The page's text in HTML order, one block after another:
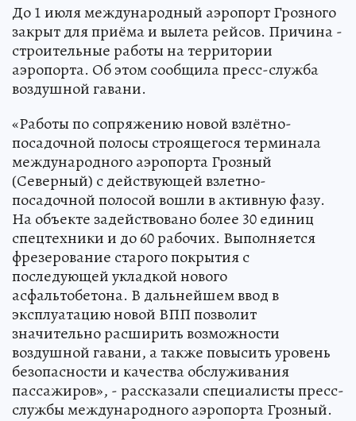
До 1 июля международный аэропорт Грозного
закрыт для приёма и вылета рейсов. Причина -
строительные работы на территории
аэропорта. Об этом сообщила пресс-служба
воздушной гавани.
«Работы по сопряжению новой взлётно-
посадочной полосы строящегося терминала
международного аэропорта Грозный
(Северный) с действующей взлетно-
посадочной полосой вошли в активную фазу.
На объекте задействовано более 30 единиц
спецтехники и до 60 рабочих. Выполняется
фрезерование старого покрытия с
последующей укладкой нового
асфальтобетона. В дальнейшем ввод в
эксплуатацию новой ВПП позволит
значительно расширить возможности
воздушной гавани, а также повысить уровень
безопасности и качества обслуживания
пассажиров», - рассказали специалисты пресс-
службы международного аэропорта Грозный.